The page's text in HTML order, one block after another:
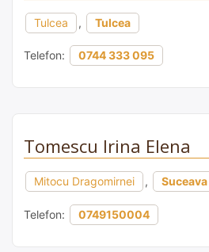
Tulcea , Tulcea
Telefon: 0744 333 095
Tomescu Irina Elena
Mitocu Dragomirnei , Suceava
Telefon: 0749150004